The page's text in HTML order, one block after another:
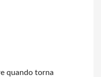
quando torna